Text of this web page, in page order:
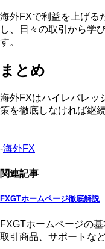
海外FXで利益を上げる
し、日々の取引から学
す。
まとめ
海外FXはハイレバレッ
策を徹底しなければ継
-海外FX
関連記事
FXGTホームページ徹底解説
FXGTホームページの
取引商品、サポートな